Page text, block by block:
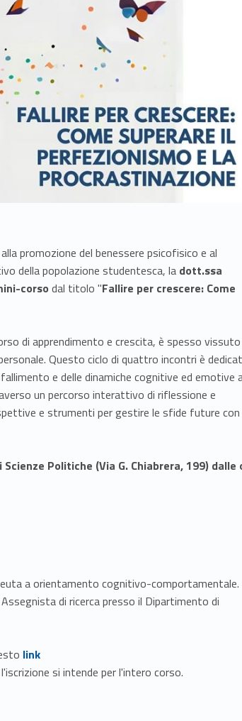
promozione del benessere psicofisico e al
della popolazione studentesca, la dott.ssa
corso dal titolo "Fallire per crescere: Come
di apprendimento e crescita, è spesso vissuto
Questo ciclo di quattro incontri è
e delle dinamiche cognitive ed emotive
un percorso interattivo di riflessione e
e strumenti per gestire le sfide future con
Politiche (Via G. Chiabrera, 199) dalle
a orientamento cognitivo-comportamentale.
di ricerca presso il Dipartimento di
Link identifier #identifier__94101-2
link
si intende per l'intero corso.